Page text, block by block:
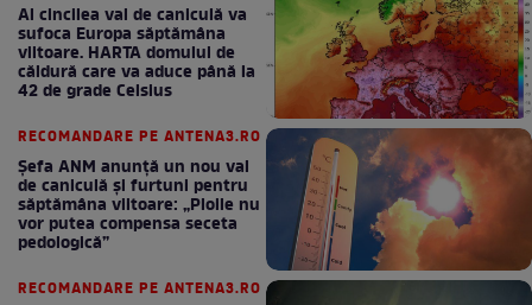
Al cincilea val de caniculă va
sufoca Europa săptămâna
viitoare. HARTA domului de
căldură care va aduce până la
42 de grade Celsius
RECOMANDARE PE ANTENA3.RO
Șefa ANM anunță un nou val
de caniculă și furtuni pentru
săptămâna viitoare: „Ploile nu
vor putea compensa seceta
pedologică”
RECOMANDARE PE ANTENA3.RO